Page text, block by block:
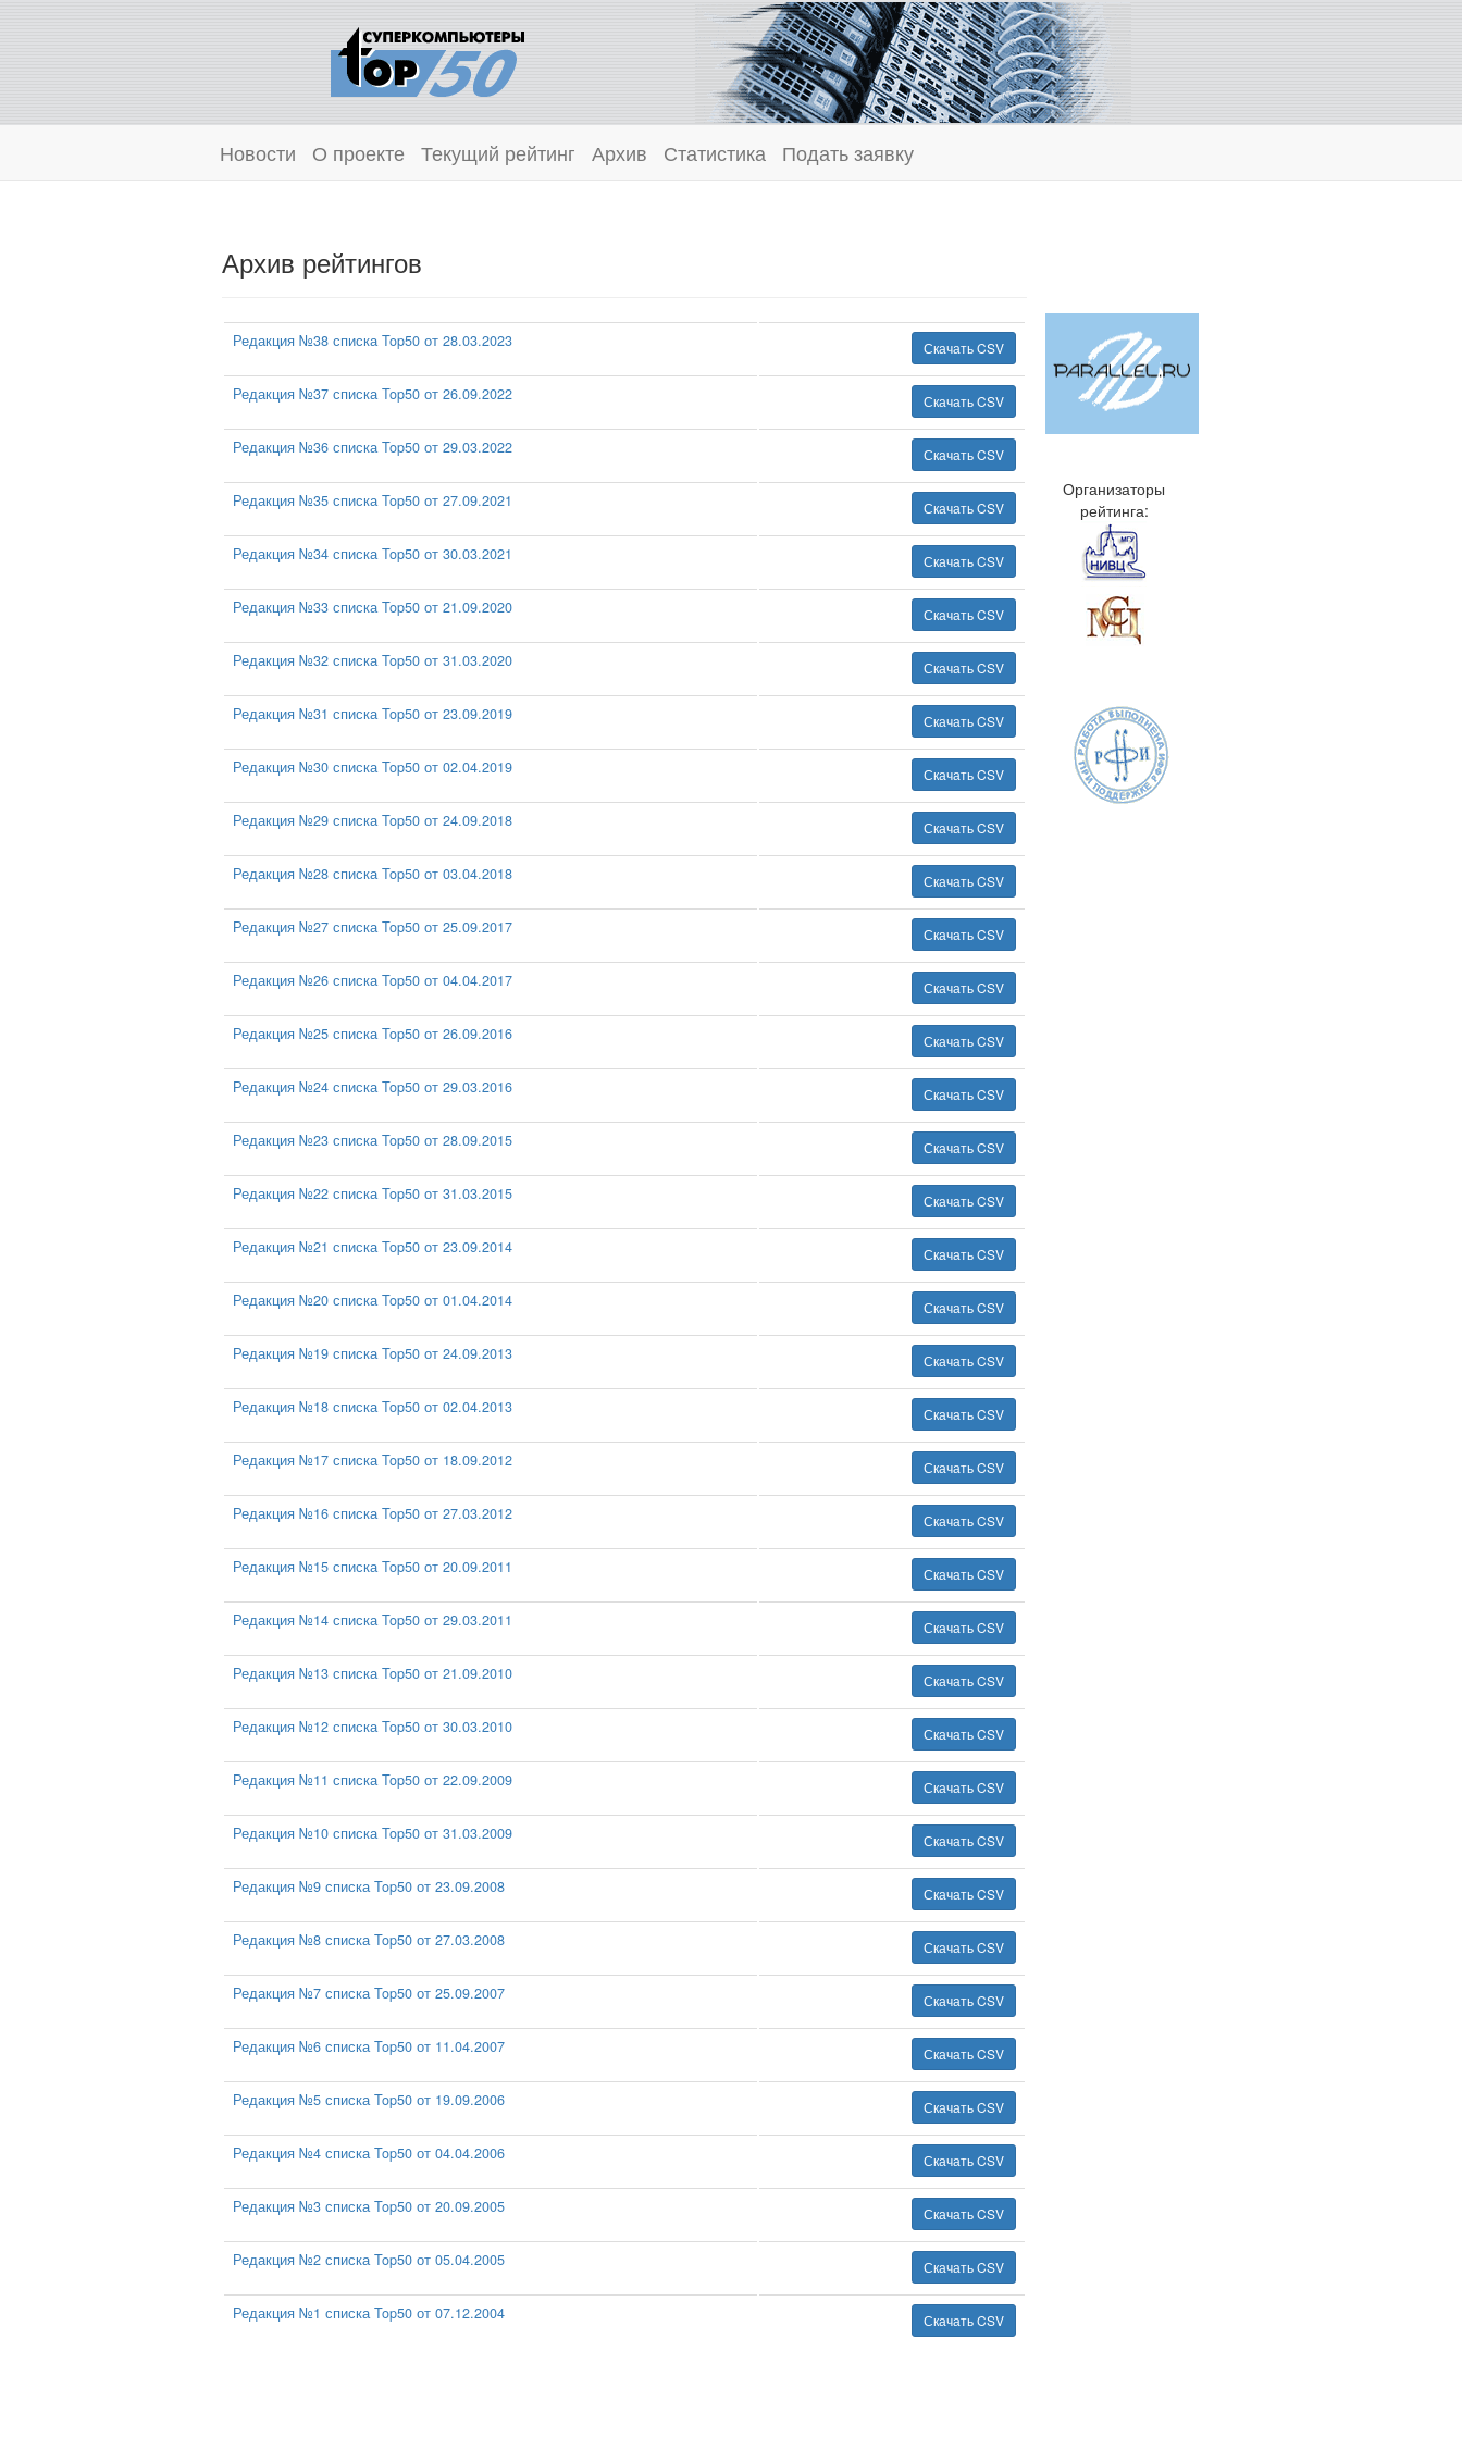
Новости О проекте Текущий рейтинг Архив Статистика Подать заявку
Архив рейтингов
Редакция №38 списка Top50 от 28.03.2023 Скачать CSV
Редакция №37 списка Top50 от 26.09.2022 Скачать CSV
Редакция №36 списка Top50 от 29.03.2022 Скачать CSV
Редакция №35 списка Top50 от 27.09.2021 Скачать CSV
Редакция №34 списка Top50 от 30.03.2021 Скачать CSV
Редакция №33 списка Top50 от 21.09.2020 Скачать CSV
Редакция №32 списка Top50 от 31.03.2020 Скачать CSV
Редакция №31 списка Top50 от 23.09.2019 Скачать CSV
Редакция №30 списка Top50 от 02.04.2019 Скачать CSV
Редакция №29 списка Top50 от 24.09.2018 Скачать CSV
Редакция №28 списка Top50 от 03.04.2018 Скачать CSV
Редакция №27 списка Top50 от 25.09.2017 Скачать CSV
Редакция №26 списка Top50 от 04.04.2017 Скачать CSV
Редакция №25 списка Top50 от 26.09.2016 Скачать CSV
Редакция №24 списка Top50 от 29.03.2016 Скачать CSV
Редакция №23 списка Top50 от 28.09.2015 Скачать CSV
Редакция №22 списка Top50 от 31.03.2015 Скачать CSV
Редакция №21 списка Top50 от 23.09.2014 Скачать CSV
Редакция №20 списка Top50 от 01.04.2014 Скачать CSV
Редакция №19 списка Top50 от 24.09.2013 Скачать CSV
Редакция №18 списка Top50 от 02.04.2013 Скачать CSV
Редакция №17 списка Top50 от 18.09.2012 Скачать CSV
Редакция №16 списка Top50 от 27.03.2012 Скачать CSV
Редакция №15 списка Top50 от 20.09.2011 Скачать CSV
Редакция №14 списка Top50 от 29.03.2011 Скачать CSV
Редакция №13 списка Top50 от 21.09.2010 Скачать CSV
Редакция №12 списка Top50 от 30.03.2010 Скачать CSV
Редакция №11 списка Top50 от 22.09.2009 Скачать CSV
Редакция №10 списка Top50 от 31.03.2009 Скачать CSV
Редакция №9 списка Top50 от 23.09.2008 Скачать CSV
Редакция №8 списка Top50 от 27.03.2008 Скачать CSV
Редакция №7 списка Top50 от 25.09.2007 Скачать CSV
Редакция №6 списка Top50 от 11.04.2007 Скачать CSV
Редакция №5 списка Top50 от 19.09.2006 Скачать CSV
Редакция №4 списка Top50 от 04.04.2006 Скачать CSV
Редакция №3 списка Top50 от 20.09.2005 Скачать CSV
Редакция №2 списка Top50 от 05.04.2005 Скачать CSV
Редакция №1 списка Top50 от 07.12.2004 Скачать CSV
Организаторы
рейтинга: